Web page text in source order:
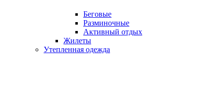
Беговые
Разминочные
Активный отдых
Жилеты
Утепленная одежда